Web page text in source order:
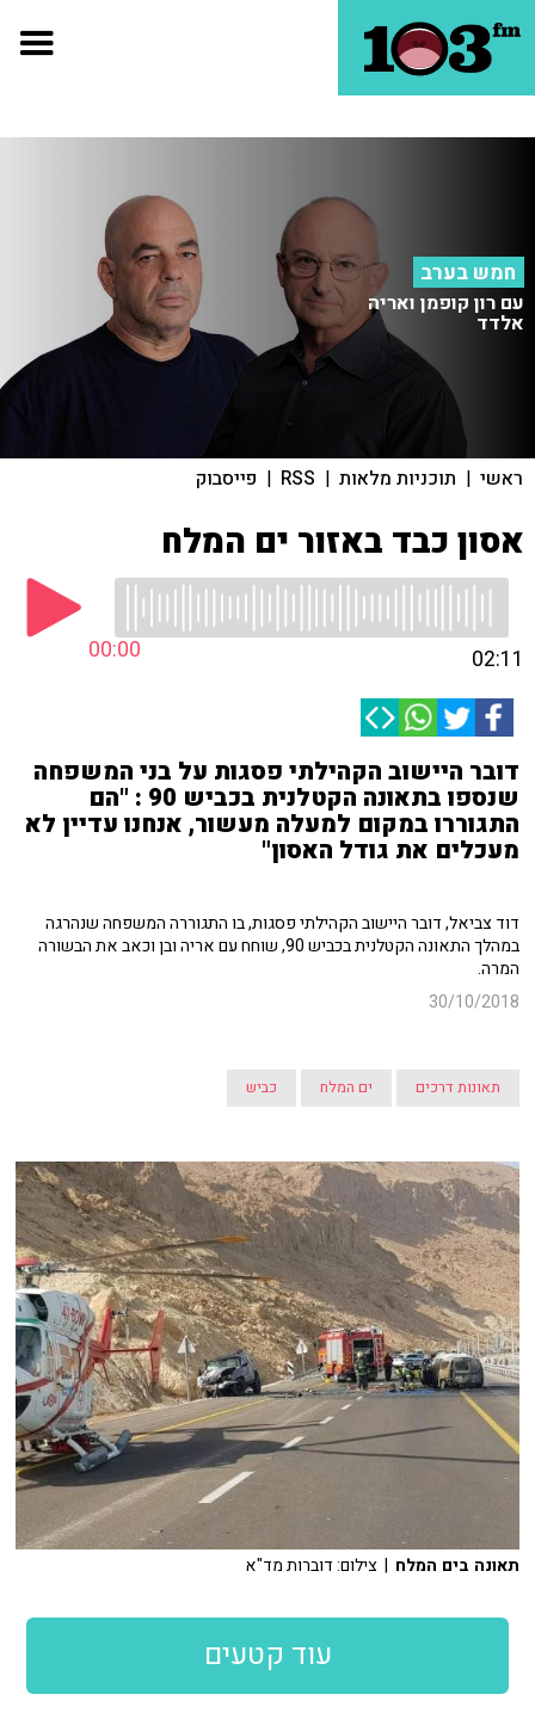
חמש בערב
עם רון קופמן ואריה
אלדד
ראשי | תוכניות מלאות |
RSS
| פייסבוק
אסון כבד באזור ים המלח
00:00 02:11
דובר היישוב הקהילתי פסגות על בני המשפחה
שנספו בתאונה הקטלנית בכביש 90 : "הם
התגוררו במקום למעלה מעשור, אנחנו עדיין לא
מעכלים את גודל האסון"
דוד צביאל, דובר היישוב הקהילתי פסגות, בו התגוררה המשפחה שנהרגה
במהלך התאונה הקטלנית בכביש 90, שוחח עם אריה ובן וכאב את הבשורה
המרה.
30/10/2018
תאונות דרכים ים המלח כביש
תאונה בים המלח | צילום: דוברות מד"א
עוד קטעים